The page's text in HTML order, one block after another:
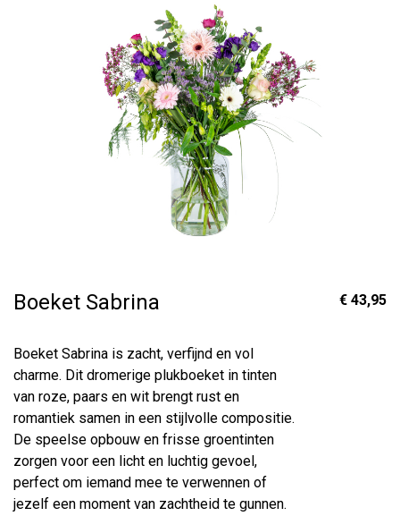
Boeket Sabrina
Boeket Sabrina is zacht, verfijnd en vol
charme. Dit dromerige plukboeket in tinten
van roze, paars en wit brengt rust en
romantiek samen in een stijlvolle compositie.
De speelse opbouw en frisse groentinten
zorgen voor een licht en luchtig gevoel,
perfect om iemand mee te verwennen of
jezelf een moment van zachtheid te gunnen.
€ 43,95